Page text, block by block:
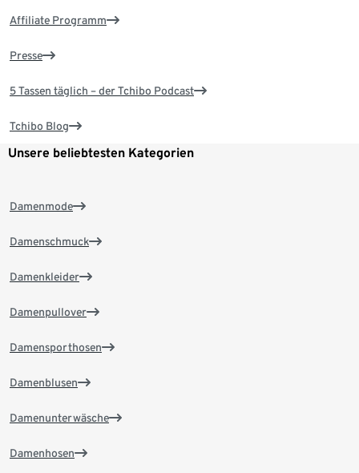
Affiliate Programm
Presse
5 Tassen täglich – der Tchibo Podcast
Tchibo Blog
Unsere beliebtesten Kategorien
Damenmode
Damenschmuck
Damenkleider
Damenpullover
Damensporthosen
Damenblusen
Damenunterwäsche
Damenhosen